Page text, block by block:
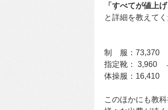
「すべてが値上
と詳細を教えて
制 服：
指定靴：
体操服：
このほかにも教